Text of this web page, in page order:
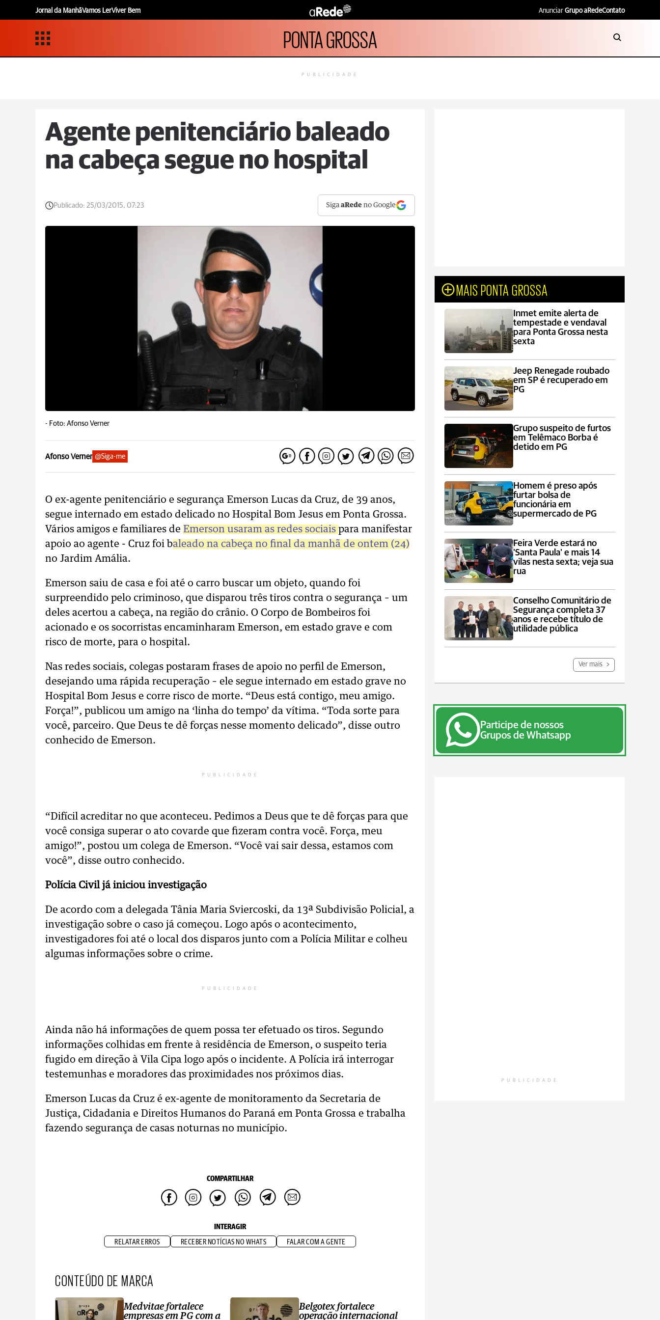
Jornal da ManhãVamos LerViver Bem Anunciar Grupo aRedeContato
PONTA GROSSA
PUBLICIDADE
Agente penitenciário baleado
na cabeça segue no hospital
Publicado: 25/03/2015, 07:23 SigaaRede no Google
- Foto: Afonso Verner
Afonso Verner @Siga-me
O ex-agente penitenciário e segurança Emerson Lucas da Cruz, de 39 anos,
segue internado em estado delicado no Hospital Bom Jesus em Ponta Grossa.
Vários amigos e familiares de Emerson usaram as redes sociais para manifestar
apoio ao agente - Cruz foi baleado na cabeça no final da manhã de ontem (24)
no Jardim Amália.
Emerson saiu de casa e foi até o carro buscar um objeto, quando foi
surpreendido pelo criminoso, que disparou três tiros contra o segurança – um
deles acertou a cabeça, na região do crânio. O Corpo de Bombeiros foi
acionado e os socorristas encaminharam Emerson, em estado grave e com
risco de morte, para o hospital.
Nas redes sociais, colegas postaram frases de apoio no perfil de Emerson,
desejando uma rápida recuperação – ele segue internado em estado grave no
Hospital Bom Jesus e corre risco de morte. “Deus está contigo, meu amigo.
Força!”, publicou um amigo na ‘linha do tempo’ da vítima. “Toda sorte para
você, parceiro. Que Deus te dê forças nesse momento delicado”, disse outro
conhecido de Emerson.
PUBLICIDADE
“Difícil acreditar no que aconteceu. Pedimos a Deus que te dê forças para que
você consiga superar o ato covarde que fizeram contra você. Força, meu
amigo!”, postou um colega de Emerson. “Você vai sair dessa, estamos com
você”, disse outro conhecido.
Polícia Civil já iniciou investigação
De acordo com a delegada Tânia Maria Sviercoski, da 13ª Subdivisão Policial, a
investigação sobre o caso já começou. Logo após o acontecimento,
investigadores foi até o local dos disparos junto com a Polícia Militar e colheu
algumas informações sobre o crime.
PUBLICIDADE
Ainda não há informações de quem possa ter efetuado os tiros. Segundo
informações colhidas em frente à residência de Emerson, o suspeito teria
fugido em direção à Vila Cipa logo após o incidente. A Polícia irá interrogar
testemunhas e moradores das proximidades nos próximos dias.
Emerson Lucas da Cruz é ex-agente de monitoramento da Secretaria de
Justiça, Cidadania e Direitos Humanos do Paraná em Ponta Grossa e trabalha
fazendo segurança de casas noturnas no município.
COMPARTILHAR
INTERAGIR
RELATAR ERROS RECEBER NOTÍCIAS NO WHATS FALAR COM A GENTE
CONTEÚDO DE MARCA
Medvitae fortalece
empresas em PG com a
Belgotex fortalece
operação internacional
MAIS PONTA GROSSA
Inmet emite alerta de
tempestade e vendaval
para Ponta Grossa nesta
sexta
Jeep Renegade roubado
em SP é recuperado em
PG
Grupo suspeito de furtos
em Telêmaco Borba é
detido em PG
Homem é preso após
furtar bolsa de
funcionária em
supermercado de PG
Feira Verde estará no
'Santa Paula' e mais 14
vilas nesta sexta; veja sua
rua
Conselho Comunitário de
Segurança completa 37
anos e recebe título de
utilidade pública
Ver mais
Participe de nossos
Grupos de Whatsapp
PUBLICIDADE